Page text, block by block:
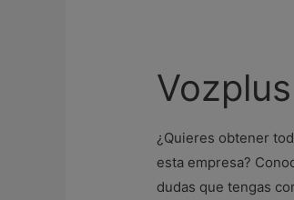
¿Quieres obtener
esta empresa?
dudas que tengas